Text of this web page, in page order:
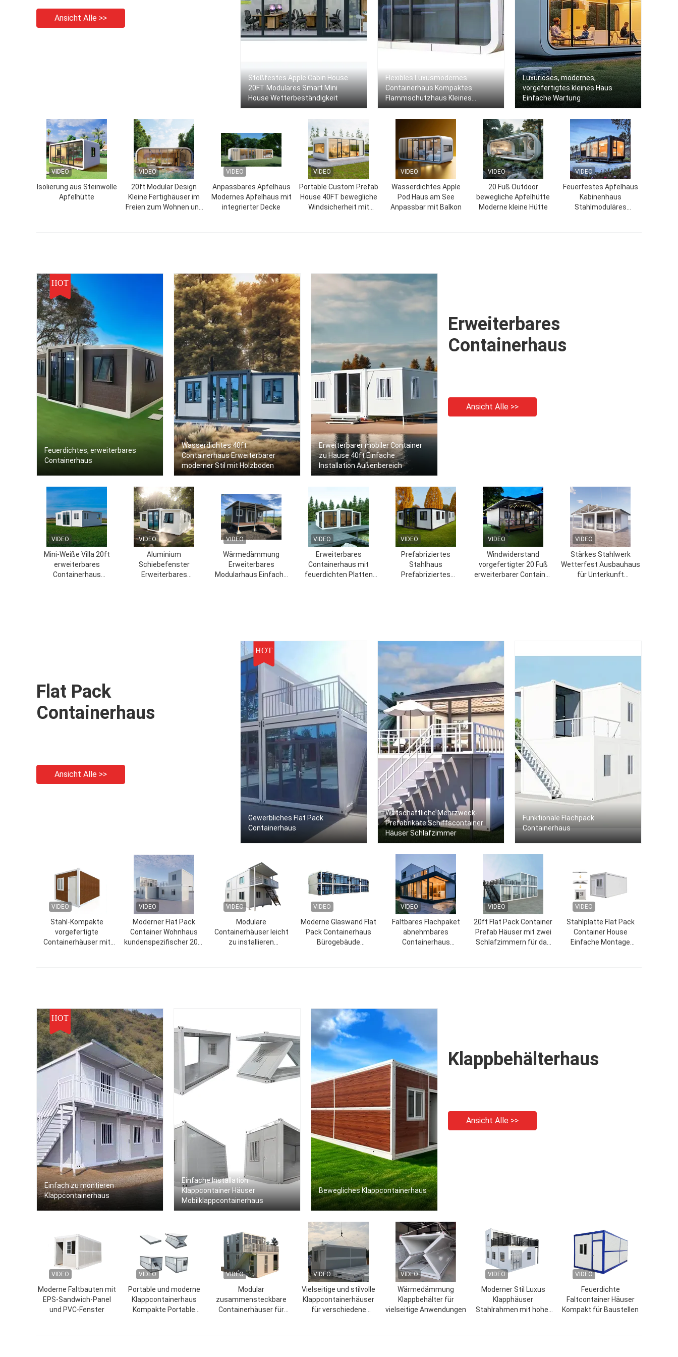
Ansicht Alle >>
Stoßfestes Apple Cabin House
20FT Modulares Smart Mini
House Wetterbeständigkeit
Flexibles Luxusmodernes
Containerhaus Kompaktes
Flammschutzhaus Kleines
Kabinenhaus
Luxuriöses, modernes,
vorgefertigtes kleines Haus
Einfache Wartung
VIDEO
Isolierung aus Steinwolle
Apfelhütte
VIDEO
20ft Modular Design
Kleine Fertighäuser im
Freien zum Wohnen und
VIDEO
Anpassbares Apfelhaus
Modernes Apfelhaus mit
integrierter Decke
VIDEO
Portable Custom Prefab
House 40FT bewegliche
Windsicherheit mit
VIDEO
Wasserdichtes Apple
Pod Haus am See
Anpassbar mit Balkon
VIDEO
20 Fuß Outdoor
bewegliche Apfelhütte
Moderne kleine Hütte
VIDEO
Feuerfestes Apfelhaus
Kabinenhaus
Stahlmoduläres
HOT
Feuerdichtes, erweiterbares
Containerhaus
Wasserdichtes 40ft
Containerhaus Erweiterbarer
moderner Stil mit Holzboden
Erweiterbarer mobiler Container
zu Hause 40ft Einfache
Installation Außenbereich
Erweiterbares
Containerhaus
Ansicht Alle >>
VIDEO
Mini-Weiße Villa 20ft
erweiterbares
Containerhaus
VIDEO
Aluminium
Schiebefenster
Erweiterbares
VIDEO
Wärmedämmung
Erweiterbares
Modularhaus Einfache
VIDEO
Erweiterbares
Containerhaus mit
feuerdichten Platten
VIDEO
Prefabriziertes
Stahlhaus
Prefabriziertes
VIDEO
Windwiderstand
vorgefertigter 20 Fuß
erweiterbarer Container
VIDEO
Stärkes Stahlwerk
Wetterfest Ausbauhaus
für Unterkunft
Flat Pack
Containerhaus
Ansicht Alle >>
HOT
Gewerbliches Flat Pack
Containerhaus
Wirtschaftliche Mehrzweck-
Prefabrikate Schiffscontainer
Häuser Schlafzimmer
Funktionale Flachpack
Containerhaus
VIDEO
Stahl-Kompakte
vorgefertigte
Containerhäuser mit
VIDEO
Moderner Flat Pack
Container Wohnhaus
kundenspezifischer 20ft
VIDEO
Modulare
Containerhäuser leicht
zu installieren
VIDEO
Moderne Glaswand Flat
Pack Containerhaus
Bürogebäude
VIDEO
Faltbares Flachpaket
abnehmbares
Containerhaus
VIDEO
20ft Flat Pack Container
Prefab Häuser mit zwei
Schlafzimmern für das
VIDEO
Stahlplatte Flat Pack
Container House
Einfache Montage
HOT
Einfach zu montieren
Klappcontainerhaus
Einfache Installation
Klappcontainer Häuser
Mobilklappcontainerhaus
Bewegliches Klappcontainerhaus
Klappbehälterhaus
Ansicht Alle >>
VIDEO
Moderne Faltbauten mit
EPS-Sandwich-Panel
und PVC-Fenster
VIDEO
Portable und moderne
Klappcontainerhaus
Kompakte Portable
VIDEO
Modular
zusammensteckbare
Containerhäuser für
VIDEO
Vielseitige und stilvolle
Klappcontainerhäuser
für verschiedene
VIDEO
Wärmedämmung
Klappbehälter für
vielseitige Anwendungen
VIDEO
Moderner Stil Luxus
Klapphäuser
Stahlrahmen mit hoher
VIDEO
Feuerdichte
Faltcontainer Häuser
Kompakt für Baustellen